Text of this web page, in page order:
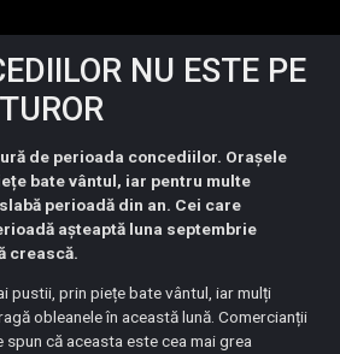
NU ESTE PE
de perioada concediilor. Orașele
bate vântul, iar pentru multe
perioadă din an. Cei care
așteaptă luna septembrie
crească.
pustii, prin piețe bate vântul, iar mulți
obleanele în această lună. Comercianții
că aceasta este cea mai grea